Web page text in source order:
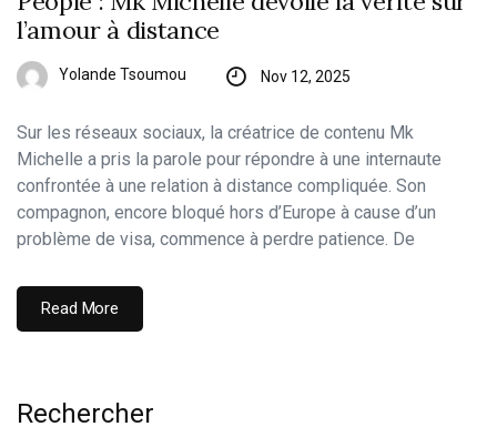
l’amour à distance
Yolande Tsoumou Nov 12, 2025
Sur les réseaux sociaux, la créatrice de contenu Mk
Michelle a pris la parole pour répondre à une internaute
confrontée à une relation à distance compliquée. Son
compagnon, encore bloqué hors d’Europe à cause d’un
problème de visa, commence à perdre patience. De
Read More
Rechercher